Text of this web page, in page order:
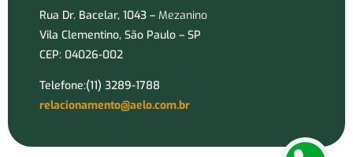
Rua Dr. Bacelar, 1043 – Mezanino
Vila Clementino, São Paulo – SP
CEP: 04026-002
Telefone:(11) 3289-1788
relacionamento@aelo.com.br